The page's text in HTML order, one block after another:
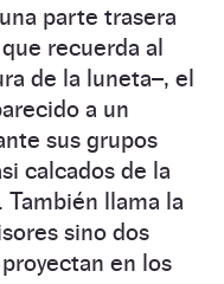
parte trasera
recuerda al
de la luneta–, el
a un
sus grupos
calcados de la
También llama la
sino dos
en los